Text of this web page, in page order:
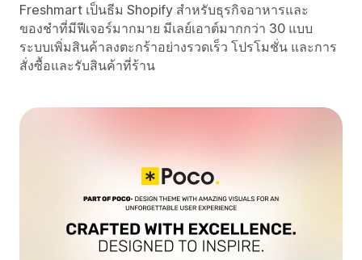
Freshmart เป็นธีม Shopify สำหรับธุรกิจอาหารและ
ของชำที่มีฟีเจอร์มากมาย มีเลย์เอาต์มากกว่า 30 แบบ
ระบบเพิ่มสินค้าลงตะกร้าอย่างรวดเร็ว โปรโมชั่น และการ
สั่งซื้อและรับสินค้าที่ร้าน